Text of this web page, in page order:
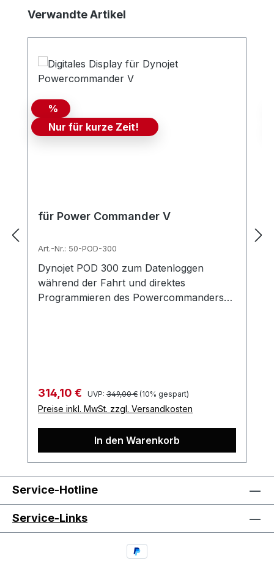
Produktgalerie überspringen
Verwandte Artikel
%
Nur für kurze Zeit!
für Power Commander V
Art.-Nr.: 50-POD-300
Dynojet POD 300 zum Datenloggen
während der Fahrt und direktes
Programmieren des Powercommanders
Verkaufspreis:
314,10 € Regulärer Preis:
UVP: 349,00 € (10% gespart)
Preise inkl. MwSt. zzgl. Versandkosten
In den Warenkorb
Service-Hotline
Service-Links